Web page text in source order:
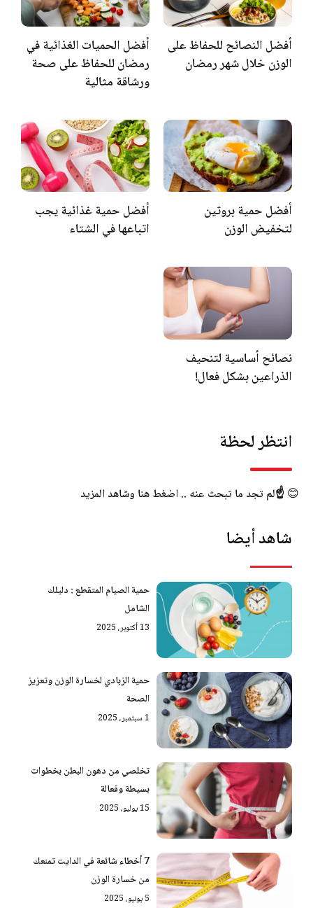
أفضل النصائح للحفاظ على
الوزن خلال شهر رمضان
أفضل الحميات الغذائية في
رمضان للحفاظ على صحة
ورشاقة مثالية
أفضل حمية بروتين
لتخفيض الوزن
أفضل حمية غذائية يجب
اتباعها في الشتاء
نصائح أساسية لتنحيف
الذراعين بشكل فعال!
انتظر لحظة
😊☝️لم تجد ما تبحث عنه .. اضغط هنا وشاهد المزيد
شاهد أيضا
حمية الصيام المتقطع : دليلك
الشامل
13 أكتوبر، 2025
حمية الزبادي لخسارة الوزن وتعزيز
الصحة
1 سبتمبر، 2025
تخلصي من دهون البطن بخطوات
بسيطة وفعالة
15 يوليو، 2025
7 أخطاء شائعة في الدايت تمنعك
من خسارة الوزن
5 يونيو، 2025